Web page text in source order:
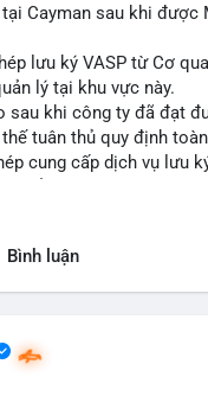
Cayman sau khi được
lưu ký VASP từ Cơ
lý tại khu vực này.
sau khi công ty đã đạt
tuân thủ quy định
cung cấp dịch vụ lưu
xu hướng các sàn
#blockchain
Bình luận